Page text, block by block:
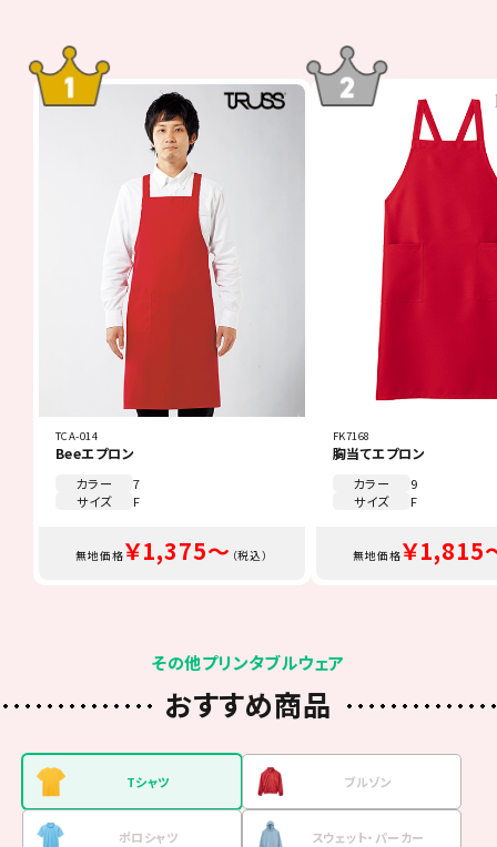
TCA-014
Beeエプロン
カラー
7
サイズ
F
無地価格￥1,375～ （税込）
FK7168
胸当てエプロン
カラー
9
サイズ
F
無地価格￥1,815
その他プリンタブルウェア
おすすめ商品
Tシャツ ブルゾン
ポロシャツ スウェット・ パーカー